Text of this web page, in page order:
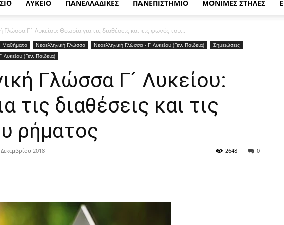
ΛΥΚΕΙΟ ΠΑΝΕΛΛΑΔΙΚΕΣ ΠΑΝΕΠΙΣΤΗΜΙΟ ΜΟΝΙΜΕΣ ΣΤΗΛΕΣ
Γλώσσα Γ´ Λυκείου: Θεωρία για τις διαθέσεις και τις φωνές του...
Μαθήματα Νεοελληνική Γλώσσα Νεοελληνική Γλώσσα - Γ’ Λυκείου (Γεν. Παιδεία)
Σημειώσεις
Λυκείου (Γεν. Παιδεία)
Γλώσσα Γ´ Λυκείου:
τις διαθέσεις και τις
ρήματος
2018 0
2648